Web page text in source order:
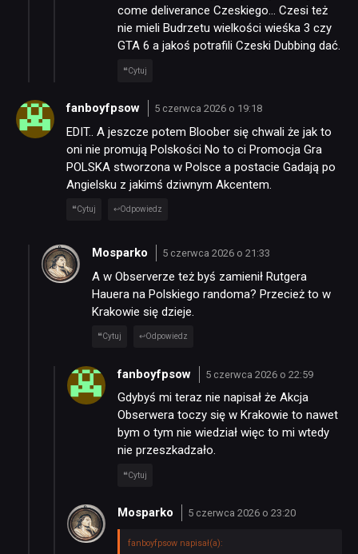
come deliverance Czeskiego… Czesi też
nie mieli Budrzetu wielkości wieśka 3 czy
GTA 6 a jakoś potrafili Czeski Dubbing dać.
Cytuj
fanboyfpsow 5 czerwca 2026 o 19:18
EDIT.. A jeszcze potem Bloober się chwali że jak to
oni nie promują Polskości No to ci Promocja Gra
POLSKA stworzona w Polsce a postacie Gadają po
Angielsku z jakimś dziwnym Akcentem.
Cytuj Odpowiedz
Mosparko 5 czerwca 2026 o 21:33
A w Observerze też byś zamienił Rutgera
Hauera na Polskiego randoma? Przecież to w
Krakowie się dzieje.
Cytuj Odpowiedz
fanboyfpsow 5 czerwca 2026 o 22:59
Gdybyś mi teraz nie napisał że Akcja
Obserwera toczy się w Krakowie to nawet
bym o tym nie wiedział więc to mi wtedy
nie przeszkadzało.
Cytuj
Mosparko 5 czerwca 2026 o 23:20
fanboyfpsow napisał(a):